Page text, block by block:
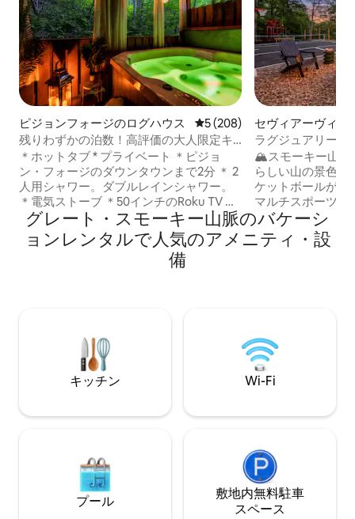
ピジョンフォージのログハウス レビュー208件、5つ星中5つ
5 (208)
残りわずかの泊数！高評価の大人限定キ
ャビン
＊ホットタブ * プライベート ＊ピジョ
ン・フォージのダウンタウンまで2分 ＊ 2
人用シャワー。ダブルレインシャワー。
＊電気ストーブ ＊50インチのRoku TV ＊
洗濯機と乾燥機 ＊予備の清掃用品をご用
意しています *シャンプー、コンディショ
ナー、ボディウォッシュをすべてご用意
しています ＊ローブをご用意しています
オプション：スパイシー＆ロマンスパッ
セヴィアーヴィル
ラグジュアリーな
ピックルボール＋
🏔️スモーキー山脈
らしい山の景色、
ケットボールが楽
マルチスポーツコ
ット、ホットタブ
ある居心地の良い
の広々としたデッ
ットの周りに集ま
出を作りましょう
ームの隠れ家は、
屋外アドベンチャ
グレート・スモーキー山脈のバケーシ
ョンレンタルで人気のアメニティ・設
備
キッチン Wi-Fi
プール
敷地内無料駐⁠車
ス⁠ペ⁠ー⁠ス